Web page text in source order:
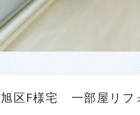
旭区F様宅 一部屋リフ